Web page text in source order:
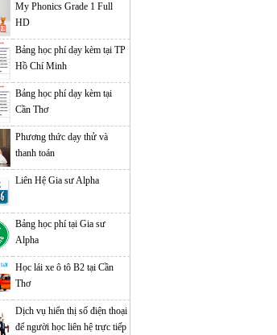
My Phonics Grade 1 Full
HD
Bảng học phí dạy kèm tại TP
Hồ Chí Minh
Bảng học phí dạy kèm tại
Cần Thơ
Phương thức dạy thử và
thanh toán
Liên Hệ Gia sư Alpha
Bảng học phí tại Gia sư
Alpha
Học lái xe ô tô B2 tại Cần
Thơ
Dịch vụ hiển thị số điện thoại
để người học liên hệ trực tiếp